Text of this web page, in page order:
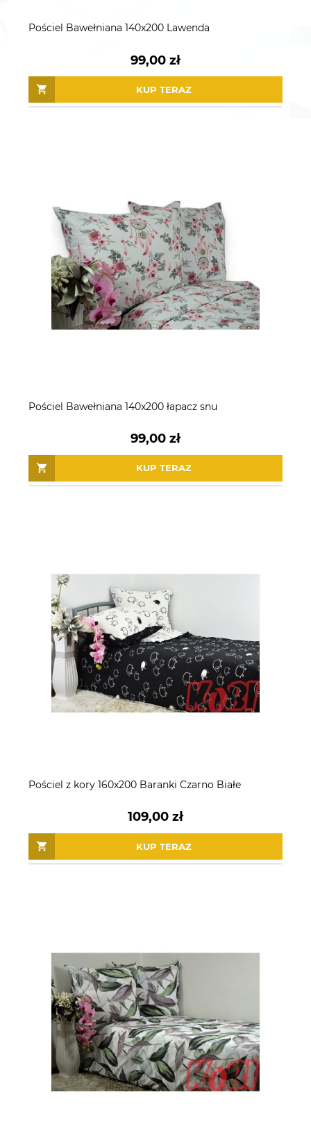
Pościel Bawełniana 140x200 Lawenda
99,00 zł
KUP TERAZ
Pościel Bawełniana 140x200 łapacz snu
99,00 zł
KUP TERAZ
Pościel z kory 160x200 Baranki Czarno Białe
109,00 zł
KUP TERAZ